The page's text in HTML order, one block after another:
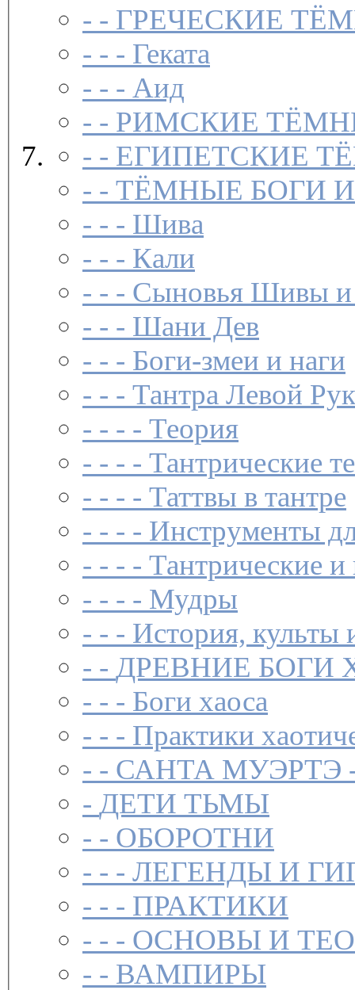
- - ГРЕЧЕСКИЕ
- - - Геката
- - - Аид
- - РИМСКИЕ
- - ЕГИПЕТСКИЕ
- - ТЁМНЫЕ БОГИ
- - - Шива
- - - Кали
- - - Сыновья Шивы
- - - Шани Дев
- - - Боги-змеи и наги
- - - Тантра Левой
- - - - Теория
- - - - Тантрические
- - - - Таттвы в тантре
- - - - Инструменты
- - - - Тантрические
- - - - Мудры
- - - История, культы
- - ДРЕВНИЕ БОГИ
- - - Боги хаоса
- - - Практики
- - САНТА МУЭРТЭ
-
ДЕТИ ТЬМЫ
- - ОБОРОТНИ
- - - ЛЕГЕНДЫ И
- - - ПРАКТИКИ
- - - ОСНОВЫ И
- - ВАМПИРЫ